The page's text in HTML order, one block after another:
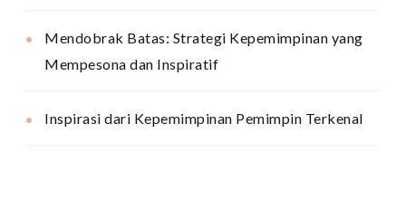
Mendobrak Batas: Strategi Kepemimpinan yang
Mempesona dan Inspiratif
Inspirasi dari Kepemimpinan Pemimpin Terkenal